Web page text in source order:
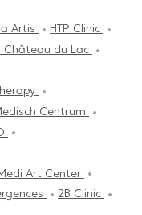
Artis
HTP Clinic
Château du Lac
Centrum
Art Center
2B Clinic